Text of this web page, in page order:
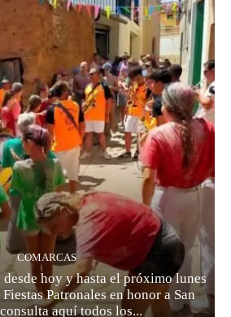
COMARCAS
desde hoy y hasta el próximo lunes
Patronales en honor a San
aquí todos los...